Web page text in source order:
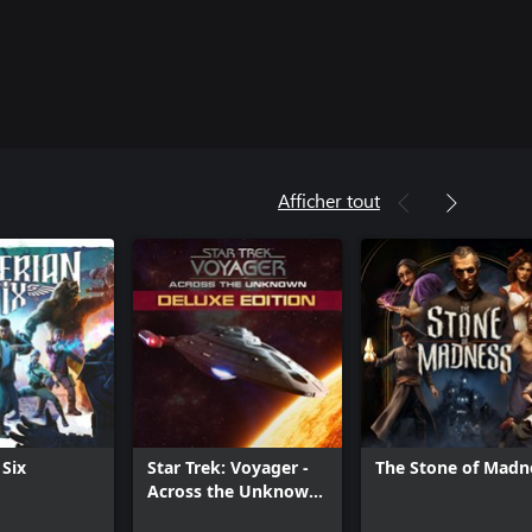
Afficher tout
Star Trek: Voyager -
Across the Unknown
The Stone of